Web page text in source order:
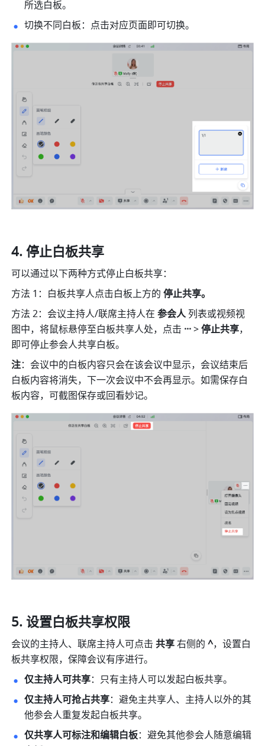
所选白板。
切换不同白板：点击对应页面即可切换。
停止白板共享
可以通过以下两种方式停止白板共享：
方法 1：白板共享人点击白板上方的 停止共享。
方法 2：会议主持人/联席主持人在 参会人 列表或视频视
图中，将鼠标悬停至白板共享人处，点击 ··· > 停止共享，
即可停止参会人共享白板。
注：会议中的白板内容只会在该会议中显示，会议结束后
白板内容将消失，下一次会议中不会再显示。如需保存白
板内容，可截图保存或回看妙记。
设置白板共享权限
会议的主持人、联席主持人可点击 共享 右侧的 ^，设置白
板共享权限，保障会议有序进行。
仅主持人可共享：只有主持人可以发起白板共享。
仅主持人可抢占共享：避免主共享人、主持人以外的其
他参会人重复发起白板共享。
仅共享人可标注和编辑白板：避免其他参会人随意编辑